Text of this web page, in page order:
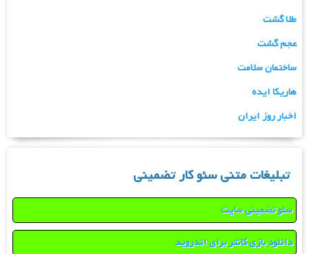
طلا گشت
عجم گشت
ساختمان سلامت
هاریکا ایده
اخبار روز ایران
تبلیغات متنی سئو کار تضمینی
سئو تضمینی سایت
دانلود بازی کانتر برای اندروید